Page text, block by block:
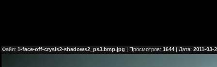
Файл: 1-face-off-crysis2-shadows2_ps3.bmp.jpg | Просмотров: 1644 | Дата: 2011-03-